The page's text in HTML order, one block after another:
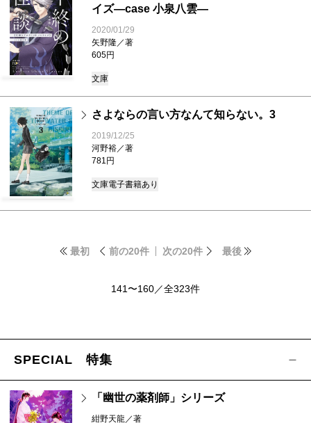
イズ―case 小泉八雲―
2020/01/29
矢野隆／著
605円
文庫
さよならの言い方なんて知らない。3
2019/12/25
河野裕／著
781円
文庫電子書籍あり
最初 前の20件 次の20件 最後
141〜160／全323件
SPECIAL 特集
「幽世の薬剤師」シリーズ
紺野天龍／著